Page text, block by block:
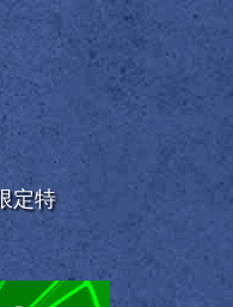
定特